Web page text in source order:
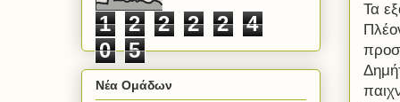
Τα
1 2 2 2 2
4
0
5
Νέα Ομάδων